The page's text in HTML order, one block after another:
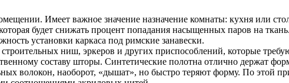
Имеет важное значение назначение комнаты: кухня или
будет снижать процент попадания насыщенных паров на ткань.
установки каркаса под римские занавески.
ниш, эркеров и других приспособлений, которые
составу шторы. Синтетические полотна отлично держат
волокон, наоборот, «дышат», но быстро теряют форму. По этой